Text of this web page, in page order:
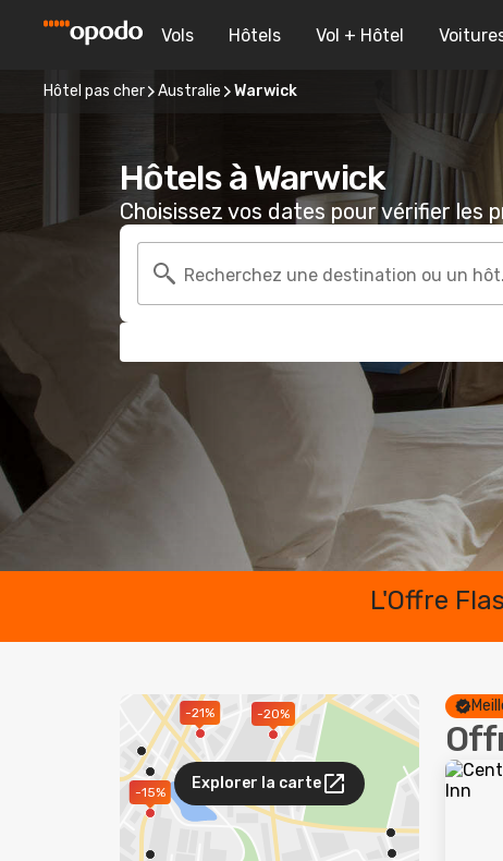
Vols Hôtels Vol + Hôtel
Hôtel pas cher Australie Warwick
Hôtels à Warwick
Choisissez vos dates pour vérifier les
L'Offre
-20%
-21%
-15%
Explorer la carte